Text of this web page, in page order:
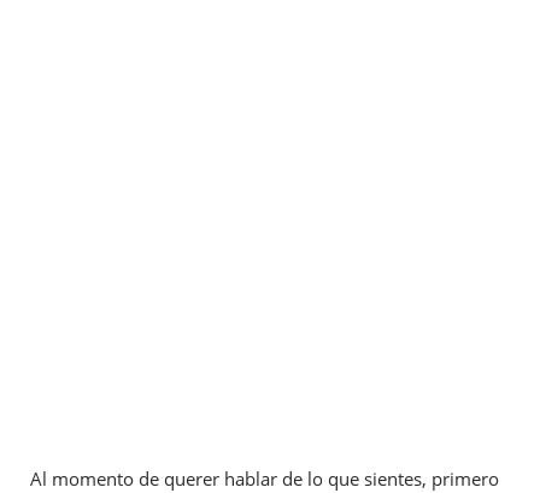
Al momento de querer hablar de lo que sientes, primero